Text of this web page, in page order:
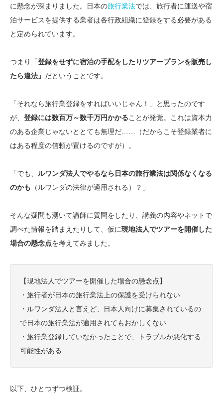
に懸念が深まりました。日本の旅行業法では、旅行者に運送や宿
泊サービスを提供する業者は各行政組織に登録をする必要がある
と定められています。
つまり「登録をせずに宿泊の手配をしたりツアープランを販売し
たら違法」 だということです。
「それなら旅行業登録をすればいいじゃん！」と思ったのです
が、 登録には数百万～数千万円かかることが発覚。これは資本力
のある企業じゃないととても無理だ……（だからこそ登録業者に
はある程度の信頼が置けるのですが）。
「でも、 ルワンダ法人でやるなら日本の旅行業法は関係なくなる
のかも （ルワンダの法律が適用される）？」
そんな疑問も湧いて講師に質問をしたり、講義の内容やネットで
調べた情報を踏まえたりして、仮に現地法人でツアーを開催した
場合の懸念点を考えてみました。
【現地法人でツアーを開催した場合の懸念点】
・旅行者が日本の旅行業法上の保護を受けられない
・ルワンダ法人と言えど、日本人向けに募集されているの
で日本の旅行業法が適用されてもおかしくない
・旅行業登録していなかったことで、トラブルが悪化する
可能性がある
以下、ひとつずつ検証。